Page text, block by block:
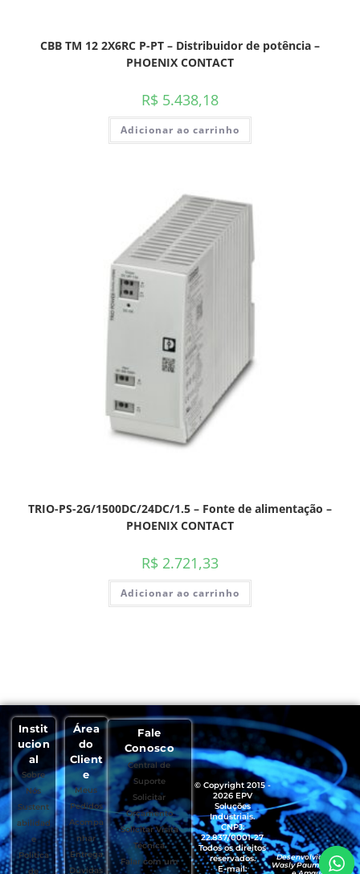
CBB TM 12 2X6RC P-PT – Distribuidor de potência –
PHOENIX CONTACT
R$ 5.438,18
Adicionar ao carrinho
TRIO-PS-2G/1500DC/24DC/1.5 – Fonte de alimentação –
PHOENIX CONTACT
R$ 2.721,33
Adicionar ao carrinho
Instit
ucion
al
Sobre
Nós
Sustent
abilidad
e
Política
de
Área
do
Client
e
Meus
Pedidos
Acompa
nhar
Entrega
Dúvidas
Fale
Conosco
Central de
Suporte
Solicitar
Orçamento
Solicitar Visita
Técnica
Falar com um
© Copyright 2015 -
2026 EPV
Soluções
Industriais.
CNPJ:
22.837/0001-27
Todos os direitos
reservados.
E-mail:
Desenvolvido por
Wasly Paumgartten